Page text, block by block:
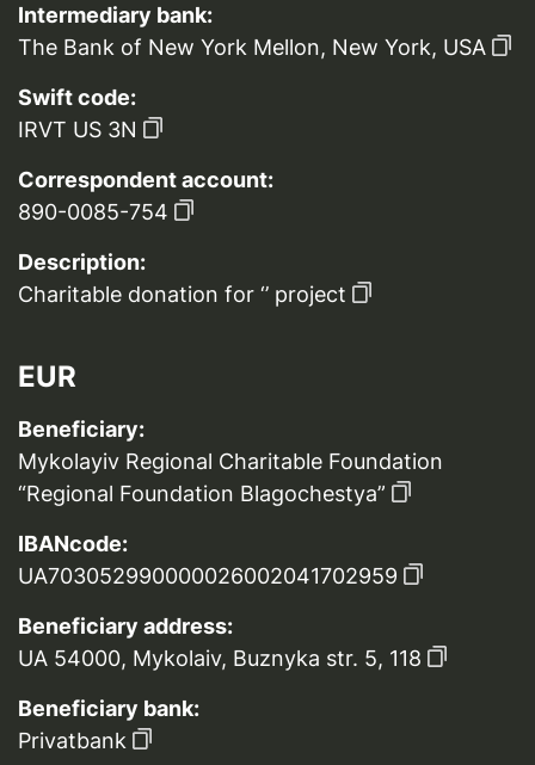
Intermediary bank:
The Bank of New York Mellon, New York, USA
Swift code:
IRVT US 3N
Correspondent account:
890-0085-754
Description:
Charitable donation for ‘’ project
EUR
Beneficiary:
Mykolayiv Regional Charitable Foundation
“Regional Foundation Blagochestya”
IBANcode:
UA703052990000026002041702959
Beneficiary address:
UA 54000, Mykolaiv, Buznyka str. 5, 118
Beneficiary bank:
Privatbank